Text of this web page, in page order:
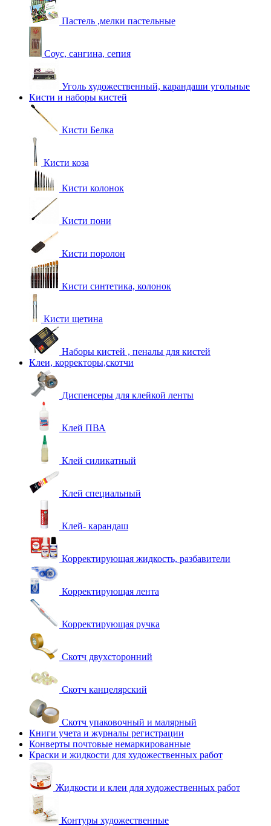
Пастель ,мелки пастельные
Соус, сангина, сепия
Уголь художественный, карандаши угольные
Кисти и наборы кистей
Кисти Белка
Кисти коза
Кисти колонок
Кисти пони
Кисти поролон
Кисти синтетика, колонок
Кисти щетина
Наборы кистей , пеналы для кистей
Клеи, корректоры,скотчи
Диспенсеры для клейкой ленты
Клей ПВА
Клей силикатный
Клей специальный
Клей- карандаш
Корректирующая жидкость, разбавители
Корректирующая лента
Корректирующая ручка
Скотч двухсторонний
Скотч канцелярский
Скотч упаковочный и малярный
Книги учета и журналы регистрации
Конверты почтовые немаркированные
Краски и жидкости для художественных работ
Жидкости и клеи для художественных работ
Контуры художественные